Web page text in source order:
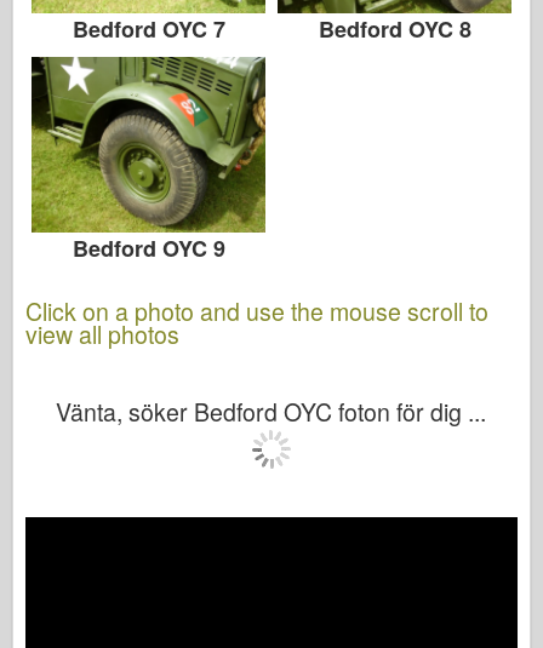
Bedford OYC 7 Bedford OYC 8
Bedford OYC 9
Click on a photo and use the mouse scroll to
view all photos
Vänta, söker Bedford OYC foton för dig ...